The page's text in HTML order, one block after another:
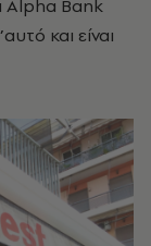
Alpha Bank
και είναι